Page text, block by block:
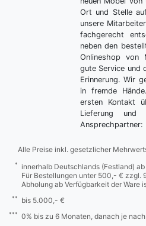
Ort und Stelle
unsere
fachgerecht
neben den
Onlineshop von
gute Service und
Erinnerung. Wir
in fremde
ersten Kontakt
Lieferung und
Ansprechpartner:
Alle Preise inkl. gesetzlicher
*
innerhalb Deutschlands (Festland)
Für Bestellungen unter 500,- € zzgl.
Abholung ab Verfügbarkeit der Ware
** bis 5.000,- €
*** 0% bis zu 6 Monaten, danach je